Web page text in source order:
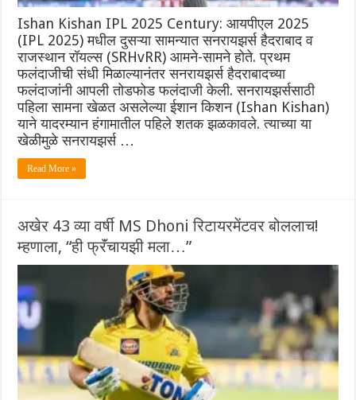
Ishan Kishan IPL 2025 Century: आयपीएल 2025
(IPL 2025) मधील दुसऱ्या सामन्यात सनरायझर्स हैदराबाद व
राजस्थान रॉयल्स (SRHvRR) आमने-सामने होते. प्रथम
फलंदाजीची संधी मिळाल्यानंतर सनरायझर्स हैदराबादच्या
फलंदाजांनी आपली तोडफोड फलंदाजी केली. सनरायझर्ससाठी
पहिला सामना खेळत असलेल्या ईशान किशन (Ishan Kishan)
याने यादरम्यान हंगामातील पहिले शतक झळकावले. त्याच्या या
खेळीमुळे सनरायझर्स …
Read More »
अखेर 43 व्या वर्षी MS Dhoni रिटायरमेंटवर बोललाच!
म्हणाला, “ही फ्रॅंचायझी मला…”